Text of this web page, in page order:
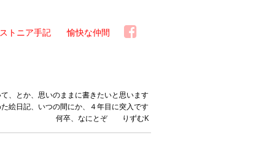
トニア手記 愉快な仲間
、とか、思いのままに書きたいと思います
絵日記、いつの間にか、４年目に突入です
何卒、なにとぞ りずむK